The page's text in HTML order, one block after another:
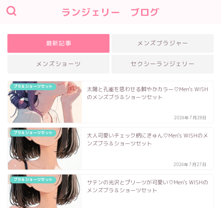
ランジェリー ブログ
最新記事 メンズブラジャー
メンズショーツ セクシーランジェリー
ブラ＆ショーツセット
太陽と孔雀を思わせる鮮やかカラー♡Men's WISH
のメンズブラ＆ショーツセット
2026年7月28日
ブラ＆ショーツセット
大人可愛いチェック柄にきゅん♡Men's WISHのメ
ンズブラ＆ショーツセット
2026年7月27日
ブラ＆ショーツセット
サテンの光沢とプリーツが可愛い♡Men's WISHの
メンズブラ＆ショーツセット